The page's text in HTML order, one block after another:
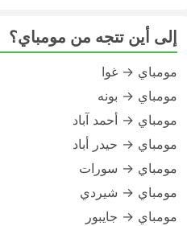
إلى أين تتجه من مومباي؟
مومباي → غوا
مومباي → بونه
مومباي → أحمد آباد
مومباي → حيدر أباد
مومباي → سورات
مومباي → شيردي
مومباي → جايبور